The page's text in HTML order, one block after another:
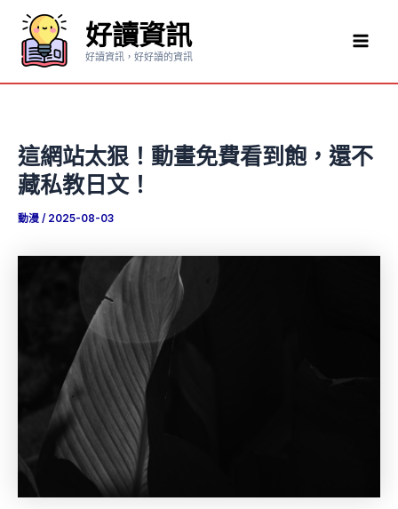
要
好讀資訊
好讀資訊，好好讀的資訊
這網站太狠！動畫免費看到飽，還不
藏私教日文！
動漫 / 2025-08-03